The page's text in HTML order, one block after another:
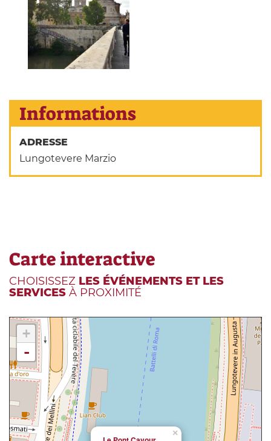
Informations
ADRESSE
Lungotevere Marzio
Carte interactive
CHOISISSEZ LES ÉVÉNEMENTS ET LES
SERVICES À PROXIMITÉ
×
+
-